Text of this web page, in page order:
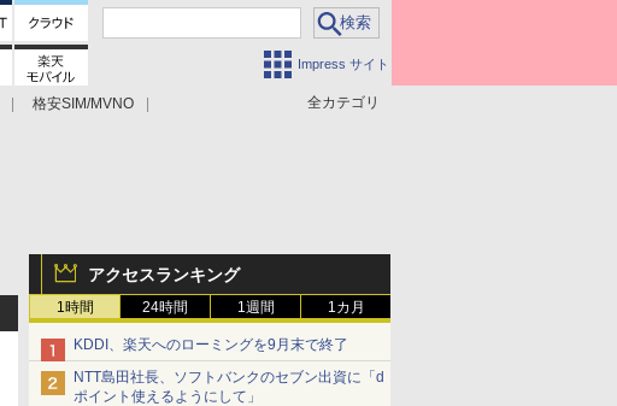
Impress サイト
全カテゴリ
格安SIM/MVNO
アクセスランキング
1時間 24時間 1週間 1カ月
KDDI、楽天へのローミングを9月末で終了
NTT島田社長、ソフトバンクのセブン出資に「d
ポイント使えるようにして」